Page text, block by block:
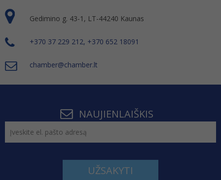
Gedimino g. 43-1, LT-44240 Kaunas
+370 37 229 212, +370 652 18091
chamber@chamber.lt
NAUJIENLAIŠKIS
UŽSAKYTI